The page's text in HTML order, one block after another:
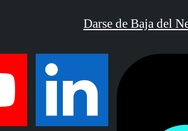
Darse de Baja del